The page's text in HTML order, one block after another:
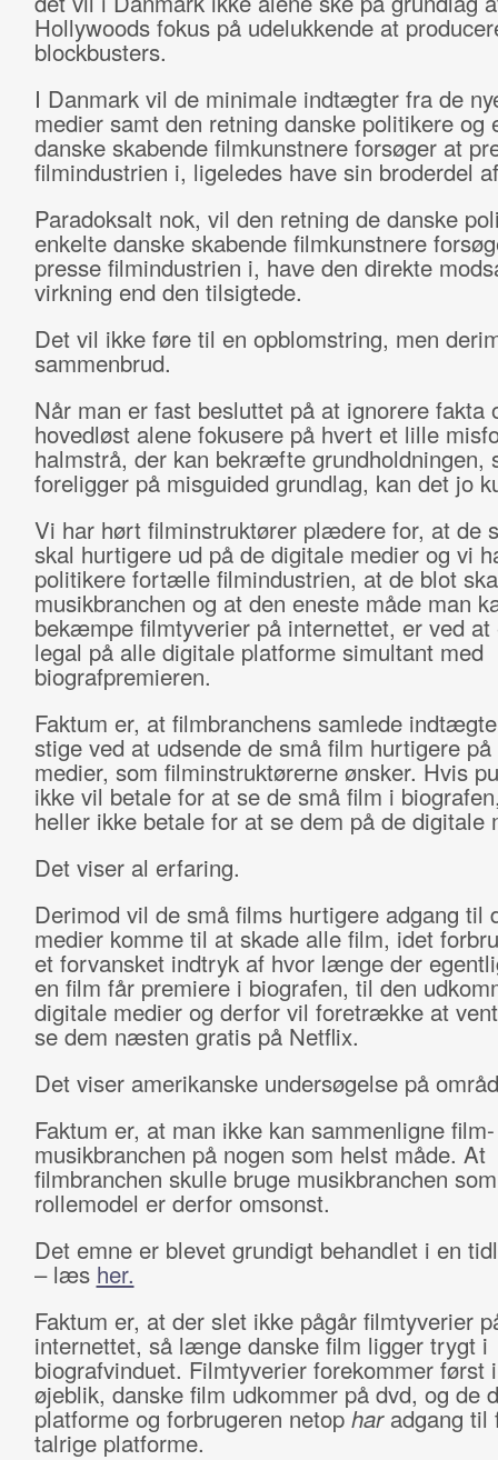
Hollywoods fokus på udelukkende at
blockbusters.
I Danmark vil de minimale indtægter fra de
medier samt den retning danske politikere og
danske skabende filmkunstnere forsøger at
filmindustrien i, ligeledes have sin broderdel
Paradoksalt nok, vil den retning de danske
enkelte danske skabende filmkunstnere
presse filmindustrien i, have den direkte
virkning end den tilsigtede.
Det vil ikke føre til en opblomstring, men
sammenbrud.
Når man er fast besluttet på at ignorere fakta
hovedløst alene fokusere på hvert et lille
halmstrå, der kan bekræfte grundholdningen,
foreligger på misguided grundlag, kan det jo
Vi har hørt filminstruktører plædere for, at de
skal hurtigere ud på de digitale medier og vi
politikere fortælle filmindustrien, at de blot
musikbranchen og at den eneste måde man
bekæmpe filmtyverier på internettet, er ved at
legal på alle digitale platforme simultant med
biografpremieren.
Faktum er, at filmbranchens samlede
stige ved at udsende de små film hurtigere
medier, som filminstruktørerne ønsker. Hvis
ikke vil betale for at se de små film i
heller ikke betale for at se dem på de digitale
Det viser al erfaring.
Derimod vil de små films hurtigere adgang til
medier komme til at skade alle film, idet
et forvansket indtryk af hvor længe der
en film får premiere i biografen, til den
digitale medier og derfor vil foretrække at
se dem næsten gratis på Netflix.
Det viser amerikanske undersøgelse på
Faktum er, at man ikke kan sammenligne
musikbranchen på nogen som helst måde. At
filmbranchen skulle bruge musikbranchen som
rollemodel er derfor omsonst.
Det emne er blevet grundigt behandlet i en
– læs her.
Faktum er, at der slet ikke pågår filmtyverier
internettet, så længe danske film ligger trygt i
biografvinduet. Filmtyverier forekommer først
øjeblik, danske film udkommer på dvd, og de
platforme og forbrugeren netopharadgang til
talrige platforme.